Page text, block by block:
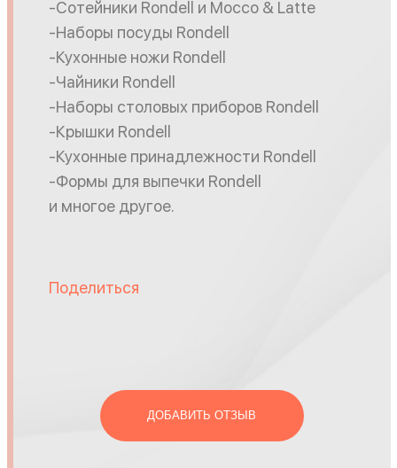
-Сотейники Rondell и Mocco & Latte
-Наборы посуды Rondell
-Кухонные ножи Rondell
-Чайники Rondell
-Наборы столовых приборов Rondell
-Крышки Rondell
-Кухонные принадлежности Rondell
-Формы для выпечки Rondell
и многое другое.
Поделиться
ДОБАВИТЬ ОТЗЫВ